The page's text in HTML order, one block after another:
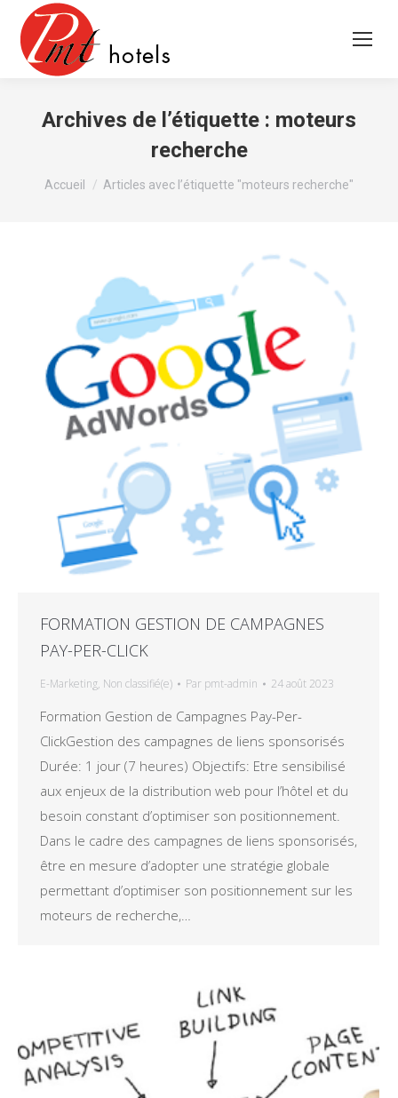
Archives de l’étiquette : moteurs
recherche
Vous êtes ici :
Accueil Articles avec l’étiquette "moteurs recherche"
FORMATION GESTION DE CAMPAGNES
PAY-PER-CLICK
E-Marketing, Non classifié(e) Par pmt-admin 24 août 2023
Formation Gestion de Campagnes Pay-Per-
ClickGestion des campagnes de liens sponsorisés
Durée: 1 jour (7 heures) Objectifs: Etre sensibilisé
aux enjeux de la distribution web pour l’hôtel et du
besoin constant d’optimiser son positionnement.
Dans le cadre des campagnes de liens sponsorisés,
être en mesure d’adopter une stratégie globale
permettant d’optimiser son positionnement sur les
moteurs de recherche,…